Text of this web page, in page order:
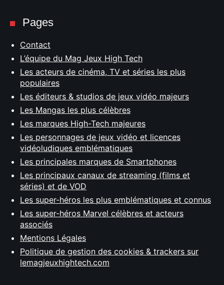
Pages
Contact
L’équipe du Mag Jeux High Tech
Les acteurs de cinéma, TV et séries les plus
populaires
Les éditeurs & studios de jeux vidéo majeurs
Les Mangas les plus célèbres
Les marques High-Tech majeures
Les personnages de jeux vidéo et licences
vidéoludiques emblématiques
Les principales marques de Smartphones
Les principaux canaux de streaming (films et
séries) et de VOD
Les super-héros les plus emblématiques et connus
Les super-héros Marvel célèbres et acteurs
associés
Mentions Légales
Politique de gestion des cookies & trackers sur
lemagjeuxhightech.com